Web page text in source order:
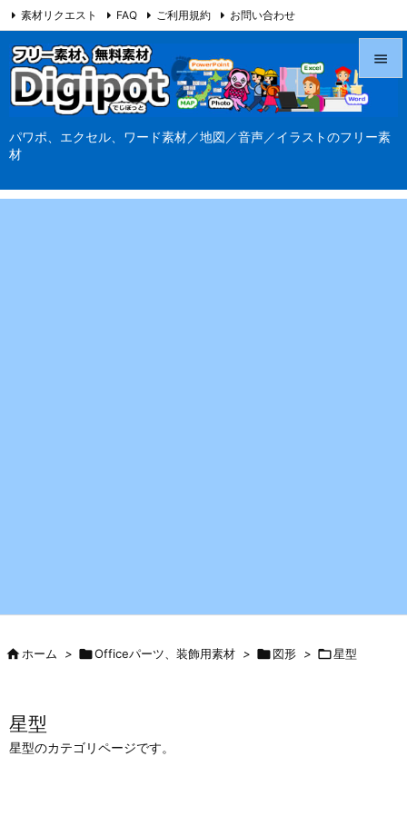
パワポ、エクセル、ワード素材／地図／音声／イラストのフリー素
材



素材リクエスト FAQ ご利用規約 お問い合わせ
当サイト（Digipot.net）について
ホーム > Officeパーツ、装飾用素材 > 図形 > 星型
星型
星型のカテゴリページです。